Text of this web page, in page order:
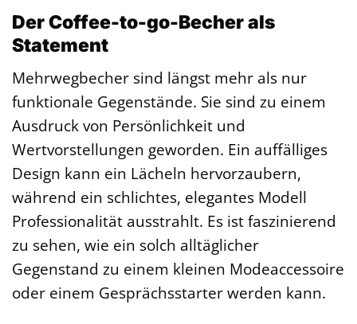
Der Coffee-to-go-Becher als
Statement
Mehrwegbecher sind längst mehr als nur
funktionale Gegenstände. Sie sind zu einem
Ausdruck von Persönlichkeit und
Wertvorstellungen geworden. Ein auffälliges
Design kann ein Lächeln hervorzaubern,
während ein schlichtes, elegantes Modell
Professionalität ausstrahlt. Es ist faszinierend
zu sehen, wie ein solch alltäglicher
Gegenstand zu einem kleinen Modeaccessoire
oder einem Gesprächsstarter werden kann.